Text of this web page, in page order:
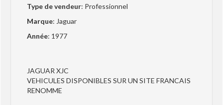
Type de vendeur: Professionnel
Marque: Jaguar
Année: 1977
JAGUAR XJC
VEHICULES DISPONIBLES SUR UN SITE FRANCAIS
RENOMME